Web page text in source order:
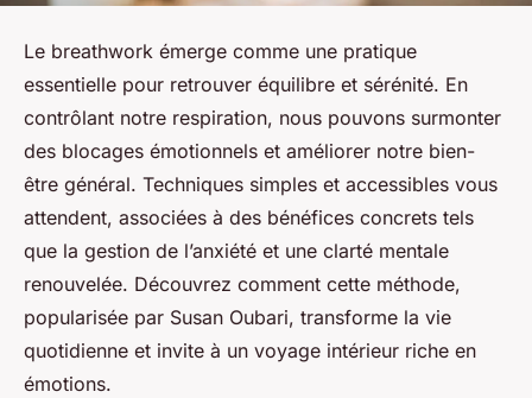
Le breathwork émerge comme une pratique
essentielle pour retrouver équilibre et sérénité. En
contrôlant notre respiration, nous pouvons surmonter
des blocages émotionnels et améliorer notre bien-
être général. Techniques simples et accessibles vous
attendent, associées à des bénéfices concrets tels
que la gestion de l’anxiété et une clarté mentale
renouvelée. Découvrez comment cette méthode,
popularisée par Susan Oubari, transforme la vie
quotidienne et invite à un voyage intérieur riche en
émotions.